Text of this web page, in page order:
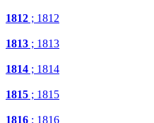
1812 ; 1812
1813 ; 1813
1814 ; 1814
1815 ; 1815
1816 ; 1816